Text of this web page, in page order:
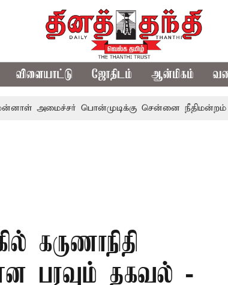
விளையாட்டு ஜோதிடம் ஆன்மிகம்
பொன்முடிக்கு சென்னை நீதிமன்றம்
கருணாநிதி
பரவும் தகவல் -